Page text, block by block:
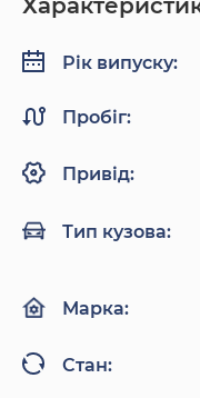
Рік випуску:
Пробіг:
Привід:
Тип кузова:
Марка:
Стан: